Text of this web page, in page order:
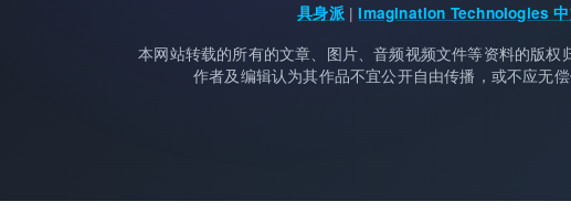
具身派|Imagination Technologies 中
本网站转载的所有的文章、图片、音频视频文件等资料的版
作者及编辑认为其作品不宜公开自由传播，或不应无